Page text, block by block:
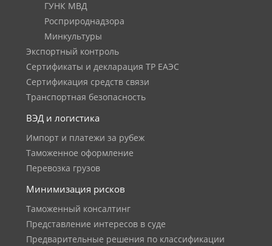
ГУНК МВД
Росприроднадзора
Минкультуры
Экспортный контроль
Сертификаты и декларация ТР ЕАЭС
Сертификация средств связи
Транспортная безопасность
ВЭД и логистика
Импорт и платежи за рубеж
Таможенное оформление
Перевозка грузов
Минимизация рисков
Таможенный консалтинг
Представление интересов в суде
Предварительные решения по классификации